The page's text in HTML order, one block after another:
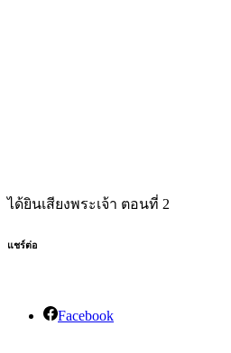
ได้ยินเสียงพระเจ้า ตอนที่ 2
แชร์ต่อ
Facebook